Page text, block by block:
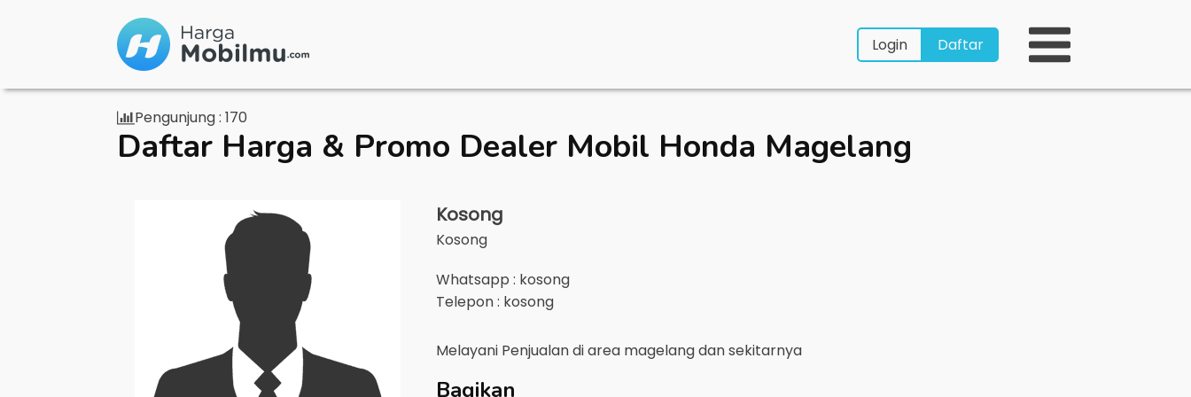
Login Daftar
Pengunjung : 170
Daftar Harga & Promo Dealer Mobil Honda Magelang
Kosong
Kosong
Whatsapp : kosong
Telepon : kosong
Melayani Penjualan di area magelangdan sekitarnya
Bagikan